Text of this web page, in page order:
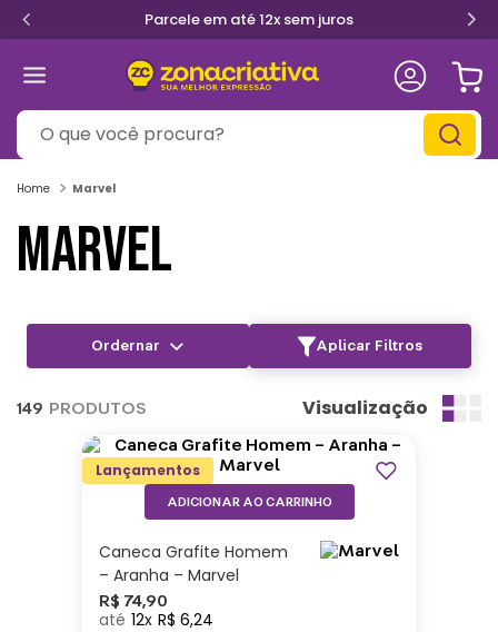
Parcele em até 12x sem juros
O que você procura?
Marvel
MARVEL
Aplicar Filtros
149 PRODUTOS Visualização
Lançamentos
Caneca Grafite Homem
– Aranha – Marvel
R$ 74,90
12 R$ 6,24
ADICIONAR AO CARRINHO